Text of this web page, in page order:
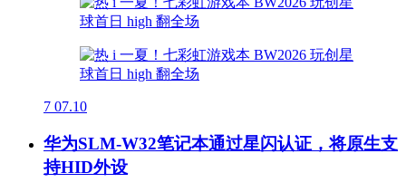
7 07.10
华为SLM-W32笔记本通过星闪认证，将原生支
持HID外设